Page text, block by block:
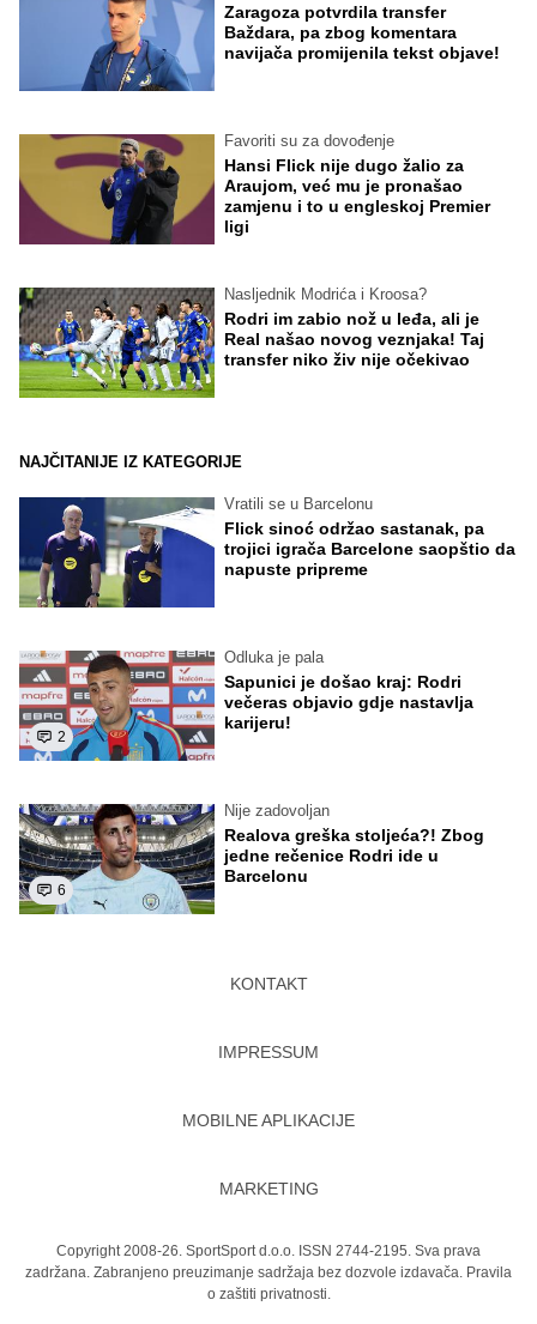
Zaragoza potvrdila transfer
Baždara, pa zbog komentara
navijača promijenila tekst objave!
Favoriti su za dovođenje
Hansi Flick nije dugo žalio za
Araujom, već mu je pronašao
zamjenu i to u engleskoj Premier
ligi
Nasljednik Modrića i Kroosa?
Rodri im zabio nož u leđa, ali je
Real našao novog veznjaka! Taj
transfer niko živ nije očekivao
NAJČITANIJE IZ KATEGORIJE
Vratili se u Barcelonu
Flick sinoć održao sastanak, pa
trojici igrača Barcelone saopštio da
napuste pripreme
2
Odluka je pala
Sapunici je došao kraj: Rodri
večeras objavio gdje nastavlja
karijeru!
6
Nije zadovoljan
Realova greška stoljeća?! Zbog
jedne rečenice Rodri ide u
Barcelonu
KONTAKT
IMPRESSUM
MOBILNE APLIKACIJE
MARKETING
Copyright 2008-26. SportSport d.o.o. ISSN 2744-2195. Sva prava
zadržana. Zabranjeno preuzimanje sadržaja bez dozvole izdavača. Pravila
o zaštiti privatnosti.